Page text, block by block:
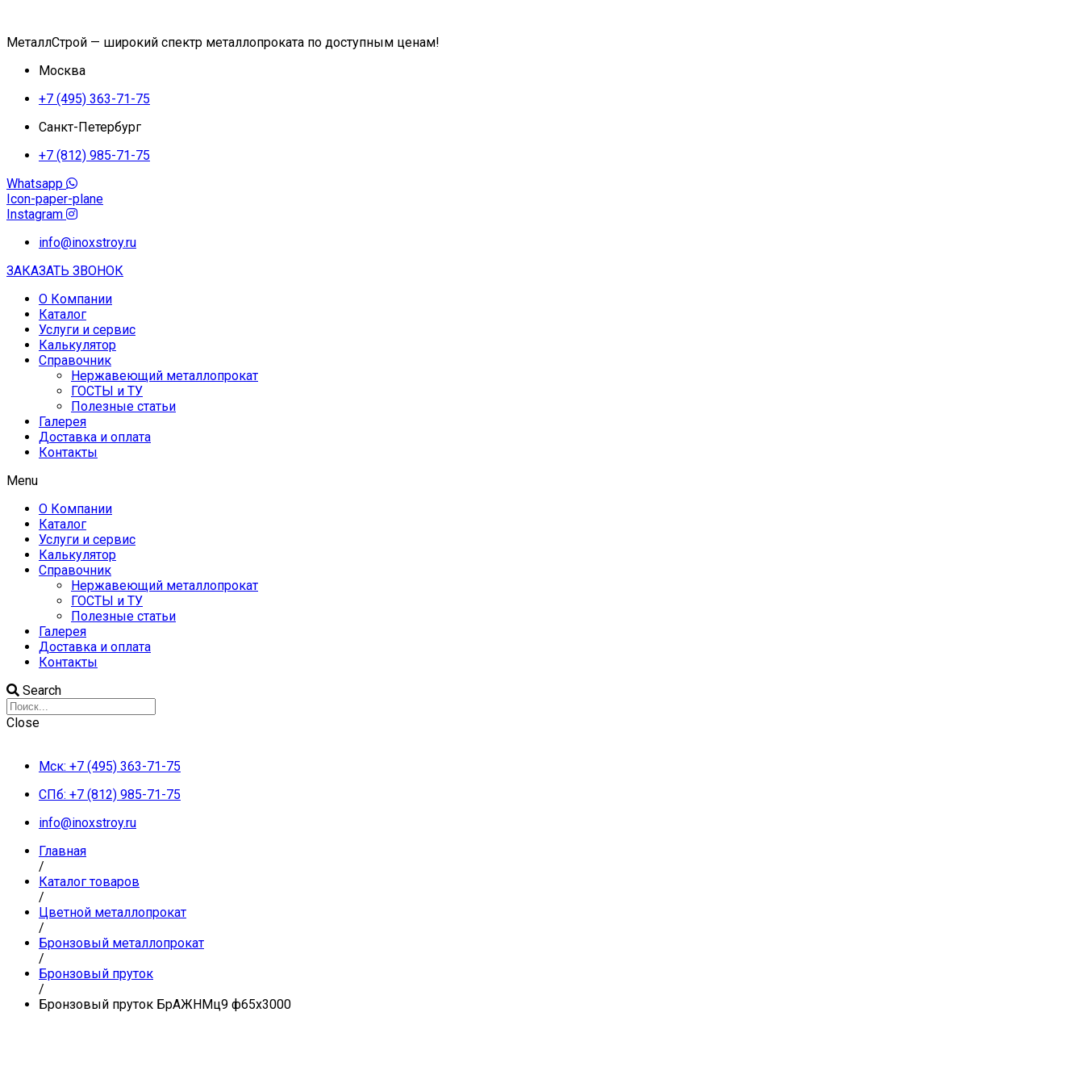
МеталлСтрой — широкий спектр металлопроката по доступным ценам!
Москва
+7 (495) 363-71-75
Санкт-Петербург
+7 (812) 985-71-75
Whatsapp
Icon-paper-plane
Instagram
info@inoxstroy.ru
ЗАКАЗАТЬ ЗВОНОК
О Компании
Каталог
Услуги и сервис
Калькулятор
Справочник
Нержавеющий металлопрокат
ГОСТЫ и ТУ
Полезные статьи
Галерея
Доставка и оплата
Контакты
Menu
О Компании
Каталог
Услуги и сервис
Калькулятор
Справочник
Нержавеющий металлопрокат
ГОСТЫ и ТУ
Полезные статьи
Галерея
Доставка и оплата
Контакты
Search
Close
Мск: +7 (495) 363-71-75
СПб: +7 (812) 985-71-75
info@inoxstroy.ru
Главная
/
Каталог товаров
/
Цветной металлопрокат
/
Бронзовый металлопрокат
/
Бронзовый пруток
/
Бронзовый пруток БрАЖНМц9 ф65х3000